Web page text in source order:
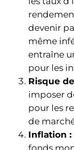
devenir
même
entraîne
pour les
Risque
imposer
pour les
de
Inflation :
fonds